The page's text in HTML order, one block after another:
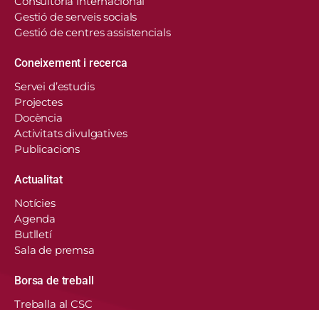
Gestió de serveis socials
Gestió de centres assistencials
Coneixement i recerca
Servei d’estudis
Projectes
Docència
Activitats divulgatives
Publicacions
Actualitat
Notícies
Agenda
Butlletí
Sala de premsa
Borsa de treball
Treballa al CSC